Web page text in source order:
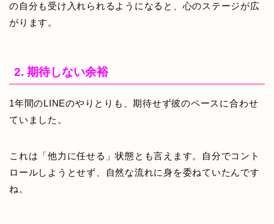
の自分も受け入れられるようになると、心のステージが広
がります。
2. 期待しない余裕
1年間のLINEのやりとりも、期待せず彼のペースに合わせ
ていました。
これは「他力に任せる」状態とも言えます。自分でコント
ロールしようとせず、自然な流れに身を委ねていたんです
ね。